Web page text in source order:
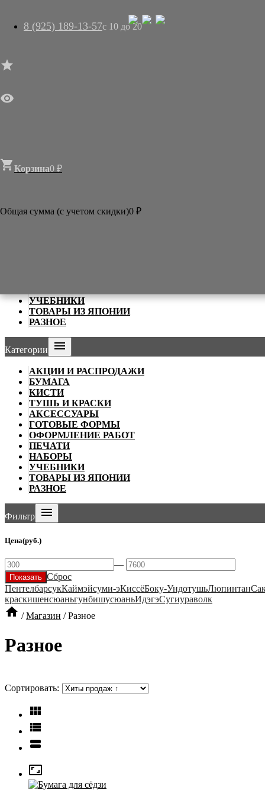

БУМАГА
УЧЕБНИКИ
ТОВАРЫ ИЗ ЯПОНИИ
РАЗНОЕ
Категории 
АКЦИИ И РАСПРОДАЖИ
БУМАГА
КИСТИ
ТУШЬ И КРАСКИ
АКСЕССУАРЫ
ГОТОВЫЕ ФОРМЫ
ОФОРМЛЕНИЕ РАБОТ
ПЕЧАТИ
НАБОРЫ
УЧЕБНИКИ
ТОВАРЫ ИЗ ЯПОНИИ
РАЗНОЕ
Фильтр 
Цена(руб.)
—
Сброс
ПентелбарсукКаймэйсуми-эКиссёБоку-УндотушьЛюпинтан
краскишенсюаньгунбишусюаньИдэгэСугиураволк
 / Магазин /Разное
Разное
Сортировать:




8 (925) 189-13-57с 10 до 20


Корзина0 ₽
Общая сумма (с учетом скидки)0 ₽